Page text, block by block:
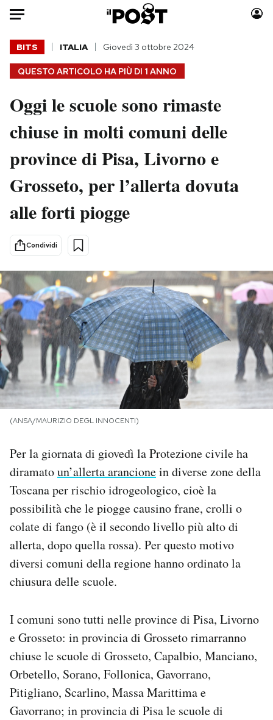
Auto
HOME
Italia
Politica
Tecnologia
Scienza
Cultura
Sport
Moda
Consumismi
Storie/Idee
Media
PODCAST
NEWSLETTER
I MIEI PREFERITI
SHOP
CALENDARIO
AREA PERSONALE
Area Personale
Newsletter
Hai bisogno di aiuto?
QUESTO ARTICOLO HA PIÙ DI 1 ANNO
BITS ITALIA Giovedì 3 ottobre 2024
Oggi le scuole sono rimaste
chiuse in molti comuni delle
province di Pisa, Livorno e
Grosseto, per l’allerta dovuta
alle forti piogge
Condividi
(ANSA/MAURIZIO DEGL INNOCENTI)
Per la giornata di giovedì la Protezione civile ha
diramatoun’allerta arancionein diverse zone della
Toscana per rischio idrogeologico, cioè la
possibilità che le piogge causino frane, crolli o
colate di fango (è il secondo livello più alto di
allerta, dopo quella rossa). Per questo motivo
diversi comuni della regione hanno ordinato la
chiusura delle scuole.
I comuni sono tutti nelle province di Pisa, Livorno
e Grosseto: in provincia di Grosseto rimarranno
chiuse le scuole di Grosseto, Capalbio, Manciano,
Orbetello, Sorano, Follonica, Gavorrano,
Pitigliano, Scarlino, Massa Marittima e
Gavorrano; in provincia di Pisa le scuole di